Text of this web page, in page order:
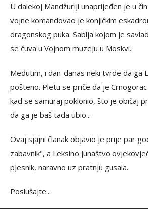
U dalekoj Mandžuriji unaprijeđen je u
vojne komandovao je konjičkim
dragonskog puka. Sablja kojom je
se čuva u Vojnom muzeju u Moskvi.
Međutim, i dan-danas neki tvrde da ga
pošteno. Pletu se priče da je
kad se samuraj poklonio, što je običaj
da ga je baš tada ubio...
Ovaj sjajni članak objavio je prije par
zabavnik", a Leksino junaštvo
pjesnik, naravno uz pratnju gusala.
Poslušajte...